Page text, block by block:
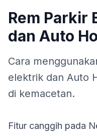
Rem Parkir
dan Auto
Cara
elektrik dan Auto
di kemacetan.
Fitur canggih pada